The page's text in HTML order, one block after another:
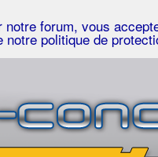
forum, vous
politique de